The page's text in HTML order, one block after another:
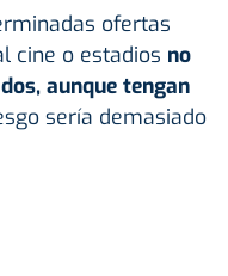
ofertas
cine o estadios no
aunque tengan
sería demasiado